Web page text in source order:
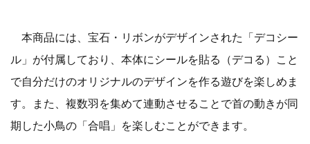
本商品には、宝石・リボンがデザインされた「デコシー
ル」が付属しており、本体にシールを貼る（デコる）こと
で自分だけのオリジナルのデザインを作る遊びを楽しめま
す。また、複数羽を集めて連動させることで首の動きが同
期した小鳥の「合唱」を楽しむことができます。